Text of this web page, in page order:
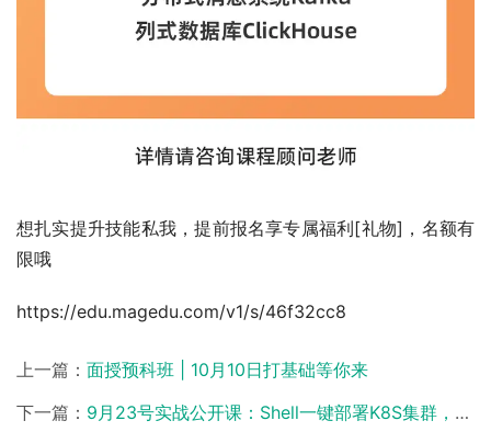
想扎实提升技能私我，提前报名享专属福利[礼物]，名额有
限哦
https://edu.magedu.com/v1/s/46f32cc8
上一篇： 面授预科班 | 10月10日打基础等你来
下一篇： 9月23号实战公开课：Shell一键部署K8S集群，预约来